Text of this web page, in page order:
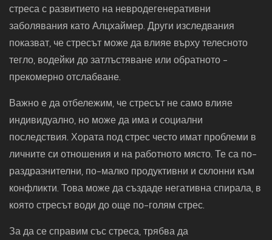
стреса с развитието на невродегенеративни
заболявания като Алцхаймер. Други изследвания
показват, че стресът може да влияе върху телесното
тегло, водейки до затлъстяване или обратното -
прекомерно отслабване.
Важно е да отбележим, че стресът не само влияе
индивидуално, но може да има и социални
последствия. Хората под стрес често имат проблеми в
личните си отношения и на работното място. Те са по-
раздразнителни, по-малко продуктивни и склонни към
конфликти. Това може да създаде негативна спирала, в
която стресът води до още по-голям стрес.
За да се справим със стреса, трябва да